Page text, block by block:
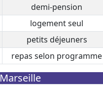
demi-pension
logement seul
petits déjeuners
repas selon programme
Marseille